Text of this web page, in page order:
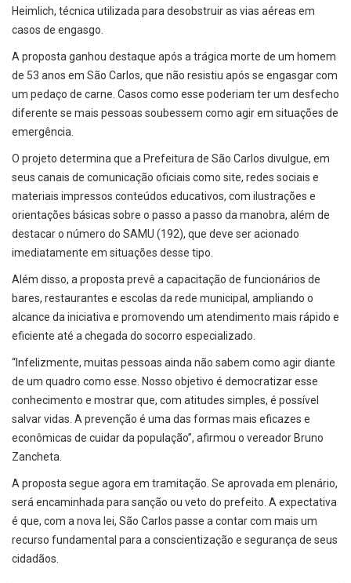
Heimlich, técnica utilizada para desobstruir as vias aéreas em
casos de engasgo.
A proposta ganhou destaque após a trágica morte de um homem
de 53 anos em São Carlos, que não resistiu após se engasgar com
um pedaço de carne. Casos como esse poderiam ter um desfecho
diferente se mais pessoas soubessem como agir em situações de
emergência.
O projeto determina que a Prefeitura de São Carlos divulgue, em
seus canais de comunicação oficiais como site, redes sociais e
materiais impressos conteúdos educativos, com ilustrações e
orientações básicas sobre o passo a passo da manobra, além de
destacar o número do SAMU (192), que deve ser acionado
imediatamente em situações desse tipo.
Além disso, a proposta prevê a capacitação de funcionários de
bares, restaurantes e escolas da rede municipal, ampliando o
alcance da iniciativa e promovendo um atendimento mais rápido e
eficiente até a chegada do socorro especializado.
“Infelizmente, muitas pessoas ainda não sabem como agir diante
de um quadro como esse. Nosso objetivo é democratizar esse
conhecimento e mostrar que, com atitudes simples, é possível
salvar vidas. A prevenção é uma das formas mais eficazes e
econômicas de cuidar da população”, afirmou o vereador Bruno
Zancheta.
A proposta segue agora em tramitação. Se aprovada em plenário,
será encaminhada para sanção ou veto do prefeito. A expectativa
é que, com a nova lei, São Carlos passe a contar com mais um
recurso fundamental para a conscientização e segurança de seus
cidadãos.